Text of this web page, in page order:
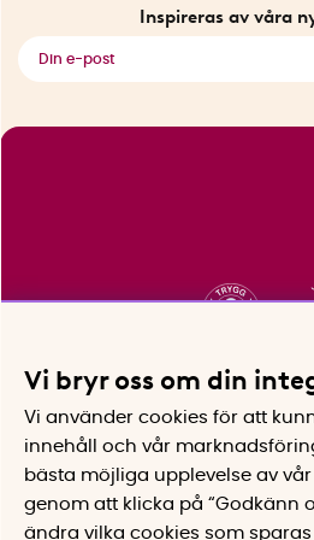
Inspireras av våra
Vi bryr oss om din
Vi använder cookies för att
innehåll och vår
bästa möjliga upplevelse av vår
genom att klicka på “Godkänn
ändra vilka cookies som sparas